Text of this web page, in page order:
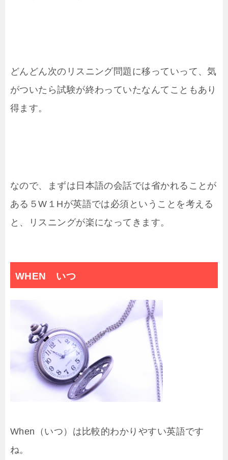
どんどん次のリスニング問題に移っていって、気
がついたら試験が終わっていたなんてこともあり
得ます。
なので、まずは日本語の会話では省かれることが
ある５W１Hが英語では必須ということを考える
と、リスニングが楽になってきます。
WHEN いつ
When（いつ）は比較的わかりやすい英語です
ね。